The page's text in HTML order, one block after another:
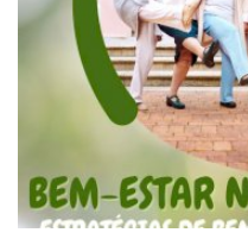
...by Descla
Desporto
Sobre Nós